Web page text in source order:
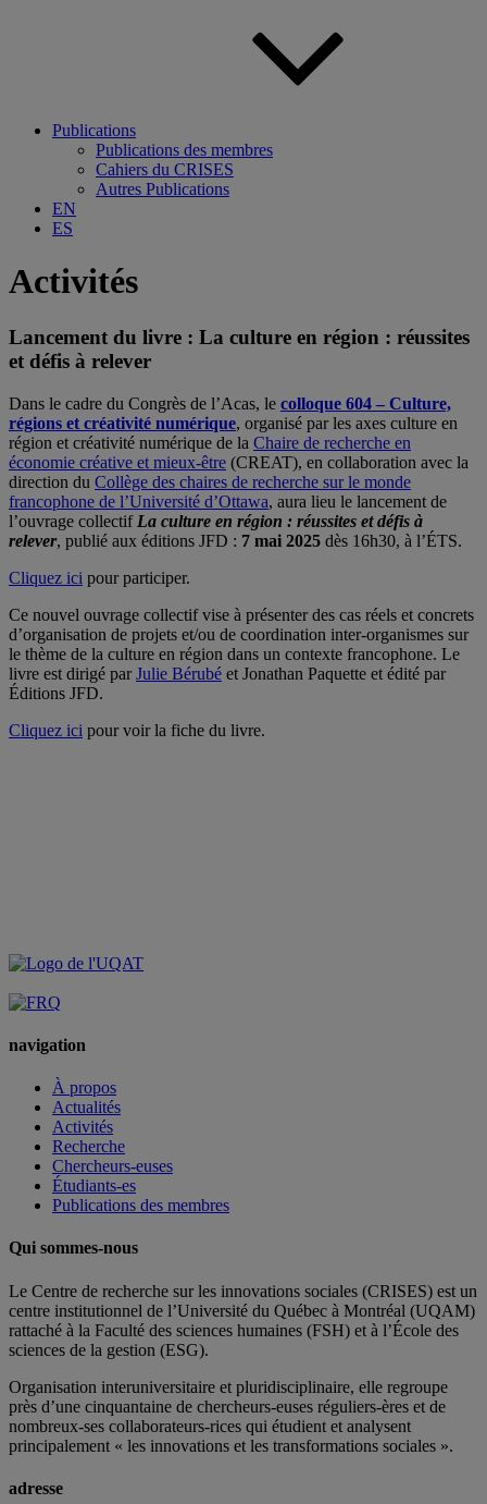
Publications
Publications des membres
Cahiers du CRISES
Autres Publications
EN
ES
Activités
Lancement du livre : La culture en région : réussites
et défis à relever
Dans le cadre du Congrès de l’Acas, le colloque 604 – Culture,
régions et créativité numérique, organisé par les axes culture en
région et créativité numérique de la Chaire de recherche en
économie créative et mieux-être (CREAT), en collaboration avec la
direction du Collège des chaires de recherche sur le monde
francophone de l’Université d’Ottawa, aura lieu le lancement de
l’ouvrage collectif La culture en région : réussites et défis à
relever, publié aux éditions JFD : 7 mai 2025 dès 16h30, à l’ÉTS.
Cliquez ici pour participer.
Ce nouvel ouvrage collectif vise à présenter des cas réels et concrets
d’organisation de projets et/ou de coordination inter-organismes sur
le thème de la culture en région dans un contexte francophone. Le
livre est dirigé parJulie Bérubé et Jonathan Paquette et édité par
Éditions JFD.
Cliquez ici pour voir la fiche du livre.
navigation
À propos
Actualités
Activités
Recherche
Chercheurs-euses
Étudiants-es
Publications des membres
Qui sommes-nous
Le Centre de recherche sur les innovations sociales (CRISES) est un
centre institutionnel de l’Université du Québec à Montréal (UQAM)
rattaché à la Faculté des sciences humaines (FSH) et à l’École des
sciences de la gestion (ESG).
Organisation interuniversitaire et pluridisciplinaire, elle regroupe
près d’une cinquantaine de chercheurs-euses réguliers-ères et de
nombreux-ses collaborateurs-rices qui étudient et analysent
principalement « les innovations et les transformations sociales ».
adresse